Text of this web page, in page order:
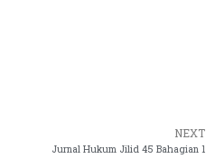
NEXT
Jurnal Hukum Jilid 45 Bahagian 1